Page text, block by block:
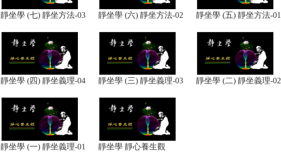
靜坐學 (七) 靜坐方法-03 靜坐學 (六) 靜坐方法-02 靜坐學 (五) 靜坐方法-01
靜坐學 (四) 靜坐義理-04 靜坐學 (三) 靜坐義理-03 靜坐學 (二) 靜坐義理-02
靜坐學 (一) 靜坐義理-01 靜坐學 靜心養生觀